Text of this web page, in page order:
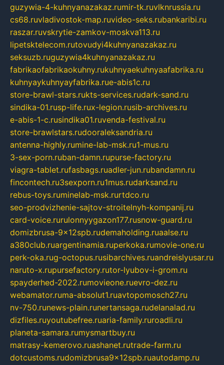
guzywia-4-kuhnyanazakaz.rumir-tk.ruvlknrussia.ru
cs68.ruvladivostok-map.ruvideo-seks.rubankaribi.ru
raszar.ruvskrytie-zamkov-moskva113.ru
lipetsktelecom.rutovudyi4kuhnyanazakaz.ru
seksuzb.ruguzywia4kuhnyanazakaz.ru
fabrikaofabrikaokuhny.rukuhnyaekuhnyaafabrika.ru
kuhnyaykuhnyayfabrika.rue-abis1c.ru
store-brawl-stars.rukts-services.rudark-sand.ru
sindika-01.rusp-life.rux-legion.rusib-archives.ru
e-abis-1-c.rusindika01.ruvenda-festival.ru
store-brawlstars.rudooraleksandria.ru
antenna-highly.rumine-lab-msk.ru1-mus.ru
3-sex-porn.ruban-damn.rupurse-factory.ru
viagra-tablet.rufasbags.ruadler-jun.rubandamn.ru
fincontech.ru3sexporn.ru1mus.rudarksand.ru
rebus-toys.ruminelab-msk.rurtdco.ru
seo-prodvizhenie-sajtov-stroitelnyh-kompanij.ru
card-voice.rurulonnyygazon177.rusnow-guard.ru
domizbrusa-9x12spb.rudemaholding.ruaalse.ru
a380club.ruargentinamia.ruperkoka.rumovie-one.ru
perk-oka.rug-octopus.rusibarchives.ruandreislyusar.ru
naruto-x.rupursefactory.rutor-lyubov-i-grom.ru
spayderhed-2022.rumovieone.ruevro-dez.ru
webamator.ruma-absolut1.ruavtopomosch27.ru
nv-750.runews-plain.runertansaga.rudelanalad.ru
dizfiles.ruyoutubefree.ruaria-family.ruroadli.ru
planeta-samara.rumysmartbuy.ru
matrasy-kemerovo.ruashanet.rutrade-farm.ru
dotcustoms.rudomizbrusa9x12spb.ruautodamp.ru